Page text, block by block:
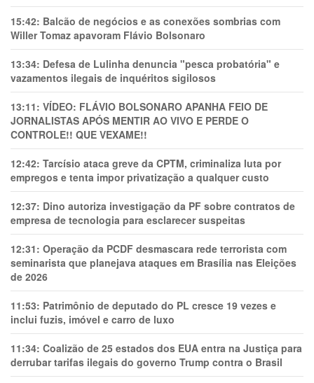
15:42: Balcão de negócios e as conexões sombrias com
Willer Tomaz apavoram Flávio Bolsonaro
13:34: Defesa de Lulinha denuncia "pesca probatória" e
vazamentos ilegais de inquéritos sigilosos
13:11: VÍDEO: FLÁVIO BOLSONARO APANHA FEIO DE
JORNALISTAS APÓS MENTIR AO VIVO E PERDE O
CONTROLE!! QUE VEXAME!!
12:42: Tarcísio ataca greve da CPTM, criminaliza luta por
empregos e tenta impor privatização a qualquer custo
12:37: Dino autoriza investigação da PF sobre contratos de
empresa de tecnologia para esclarecer suspeitas
12:31: Operação da PCDF desmascara rede terrorista com
seminarista que planejava ataques em Brasília nas Eleições
de 2026
11:53: Patrimônio de deputado do PL cresce 19 vezes e
inclui fuzis, imóvel e carro de luxo
11:34: Coalizão de 25 estados dos EUA entra na Justiça para
derrubar tarifas ilegais do governo Trump contra o Brasil